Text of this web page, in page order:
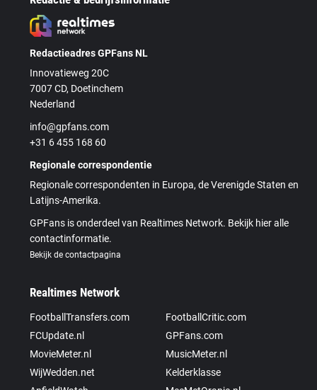
Redactieadres GPFans NL
Innovatieweg 20C
7007 CD, Doetinchem
Nederland
info@gpfans.com
+31 6 455 168 60
Regionale correspondentie
Regionale correspondenten in Europa, de Verenigde Staten en
Latijns-Amerika.
GPFans is onderdeel van Realtimes Network. Bekijk hier alle
contactinformatie.
Bekijk de contactpagina
Realtimes Network
FootballTransfers.com
FootballCritic.com
FCUpdate.nl
GPFans.com
MovieMeter.nl
MusicMeter.nl
WijWedden.net
Kelderklasse